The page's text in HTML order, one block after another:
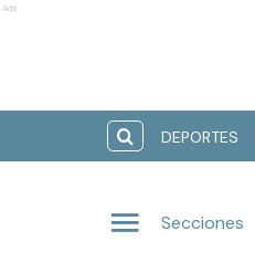
Ads
DEPORTES
Secciones